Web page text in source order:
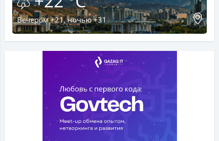
Вечером +21, ночью +31